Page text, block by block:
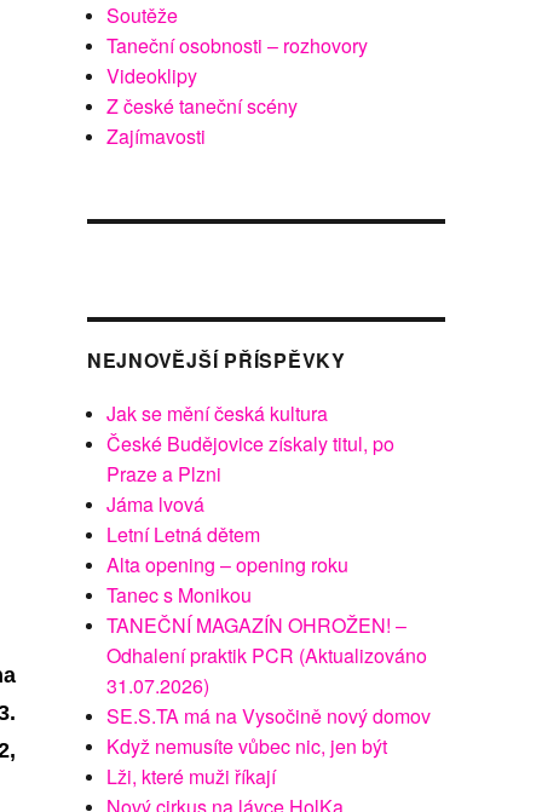
Soutěže
Taneční osobnosti – rozhovory
Videoklipy
Z české taneční scény
Zajímavosti
NEJNOVĚJŠÍ PŘÍSPĚVKY
Jak se mění česká kultura
České Budějovice získaly titul, po
Praze a Plzni
Jáma lvová
Letní Letná dětem
Alta opening – opening roku
Tanec s Monikou
TANEČNÍ MAGAZÍN OHROŽEN! –
Odhalení praktik PCR (Aktualizováno
31.07.2026)
SE.S.TA má na Vysočině nový domov
Když nemusíte vůbec nic, jen být
Lži, které muži říkají